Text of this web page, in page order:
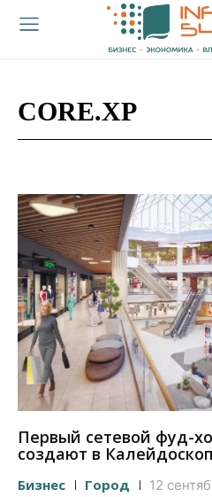
CORE.XP
Первый сетевой фуд-
создают в
Бизнес Город 12